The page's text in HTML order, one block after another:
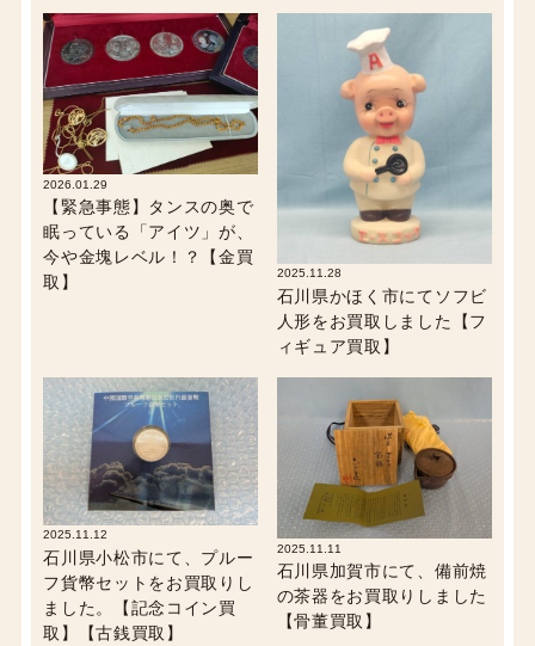
2026.01.29
【緊急事態】タンスの奥で
眠っている「アイツ」が、
今や金塊レベル！？【金買
取】
2025.11.28
石川県かほく市にてソフビ
人形をお買取しました【フ
ィギュア買取】
2025.11.12
石川県小松市にて、プルー
フ貨幣セットをお買取りし
ました。【記念コイン買
取】【古銭買取】
2025.11.11
石川県加賀市にて、備前焼
の茶器をお買取りしました
【骨董買取】